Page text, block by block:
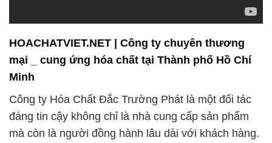
HOACHATVIET.NET | Công ty chuyên thương
mại _ cung ứng hóa chất tại Thành phố Hồ Chí
Minh
Công ty Hóa Chất Đắc Trường Phát là một đối tác
đáng tin cậy không chỉ là nhà cung cấp sản phẩm
mà còn là người đồng hành lâu dài với khách hàng.